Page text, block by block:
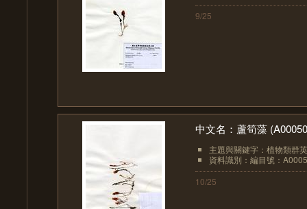
9/25
中文名：蘆筍藻
主題與關鍵字：植物類群
資料識別：編目號：
10/25